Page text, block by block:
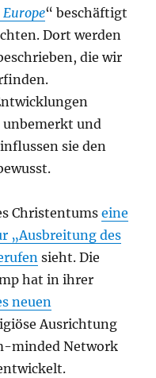
“ beschäftigt
Dort werden
die wir
und
sie den
Christentumseine
„Ausbreitung des
sieht. Die
hat in ihrer
neuen
Ausrichtung
minded Network